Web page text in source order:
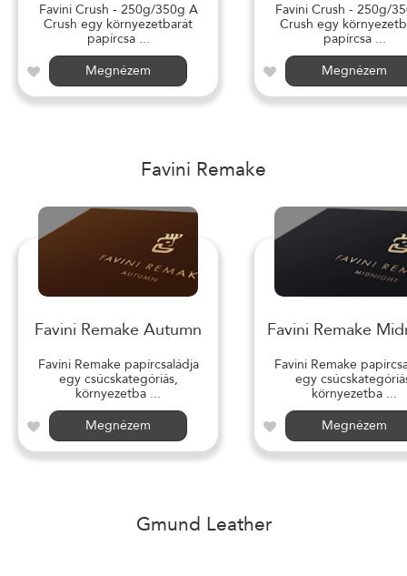
Favini Crush - 250g/350g A
Crush egy környezetbarát
papírcsa ...
Megnézem
Favini Crush - 250g/
Crush egy
papírcsa ...
Megnézem
Favini Remake
Favini Remake Autumn
Favini Remake papírcsaládja
egy csúcskategóriás,
környezetba ...
Megnézem
Favini Remake
Favini Remake
egy
környezetba ...
Megnézem
Gmund Leather